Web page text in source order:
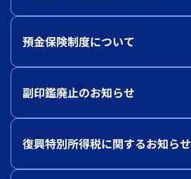
預金保険制度について
副印鑑廃止のお知らせ
復興特別所得税に関するお知らせ